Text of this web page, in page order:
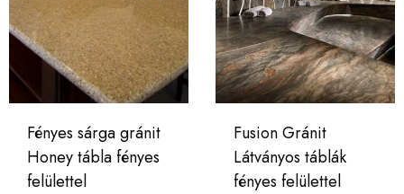
Fényes sárga gránit
Honey tábla fényes
felülettel
Fusion Gránit
Látványos táblák
fényes felülettel